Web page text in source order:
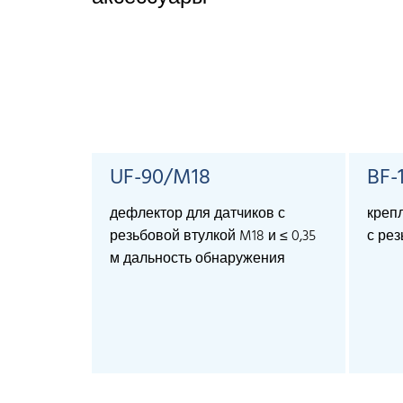
UF-90/M18
дефлектор для датчиков с
резьбовой втулкой M18 и ≤ 0,35
м дальность обнаружения
BF-
с